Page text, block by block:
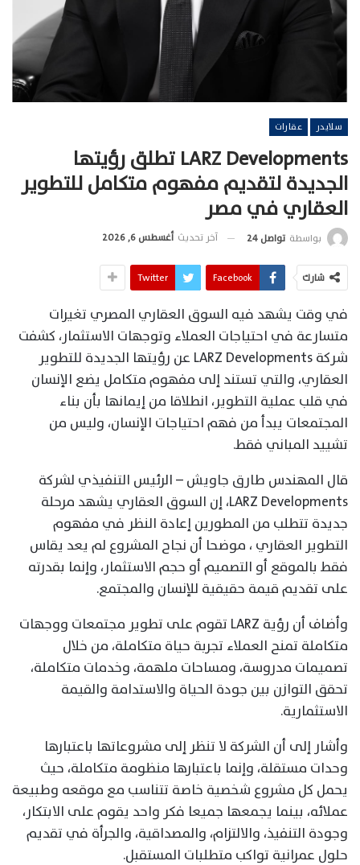
سلايدر عقارات
LARZ Developments تطلق رؤيتها
الجديدة لتقديم مفهوم متكامل للتطوير
العقاري في مصر
بواسطة تواصل 24 آخر تحديث أغسطس 6, 2026
شارك Facebook
Twitter
في وقت يشهد فيه السوق العقاري المصري تغيرات
متسارعة في احتياجات العملاء وتوجهات الاستثمار، كشفت
شركة LARZ Developments عن رؤيتها الجديدة للتطوير
العقاري، والتي تستند إلى مفهوم متكامل يضع الإنسان
في قلب عملية التطوير، انطلاقا من إيمانها بأن بناء
المجتمعات يبدأ من فهم احتياجات الإنسان، وليس من
تشييد المباني فقط.
قال المهندس طارق جاويش – الرئيس التنفيذي لشركة
LARZ Developments، إن السوق العقاري يشهد مرحلة
جديدة تتطلب من المطورين إعادة النظر في مفهوم
التطوير العقاري ، موضحا أن نجاح المشروع لم يعد يقاس
فقط بالموقع أو التصميم أو حجم الاستثمار، وإنما بقدرته
على تقديم قيمة حقيقية للإنسان والمجتمع.
وأضاف أن رؤية LARZ تقوم على تطوير مجتمعات ووجهات
متكاملة تمنح العملاء تجربة حياة متكاملة، من خلال
تصميمات مدروسة، ومساحات ملهمة، وخدمات متكاملة،
تحقق التوازن بين جودة الحياة والاستدامة والقيمة
الاستثمارية.
وأشار إلى أن الشركة لا تنظر إلى مشروعاتها باعتبارها
وحدات مستقلة، وإنما باعتبارها منظومة متكاملة، حيث
يحمل كل مشروع شخصية خاصة تتناسب مع موقعه وطبيعة
عملائه، بينما يجمعها جميعا فكر واحد يقوم على الابتكار،
وجودة التنفيذ، والالتزام، والمصداقية، والجرأة في تقديم
حلول عمرانية تواكب متطلبات المستقبل.